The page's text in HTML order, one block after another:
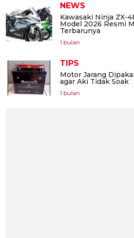
NEWS
Kawasaki Ninja ZX-
Model 2026 Resmi
Terbarunya
1 bulan
TIPS
Motor Jarang
agar Aki Tidak Soak
1 bulan